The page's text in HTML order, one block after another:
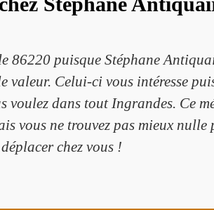
86220 puisque Stéphane
valeur. Celui-ci vous intéresse
voulez dans tout Ingrandes. Ce
vous ne trouvez pas mieux nulle
chez vous !